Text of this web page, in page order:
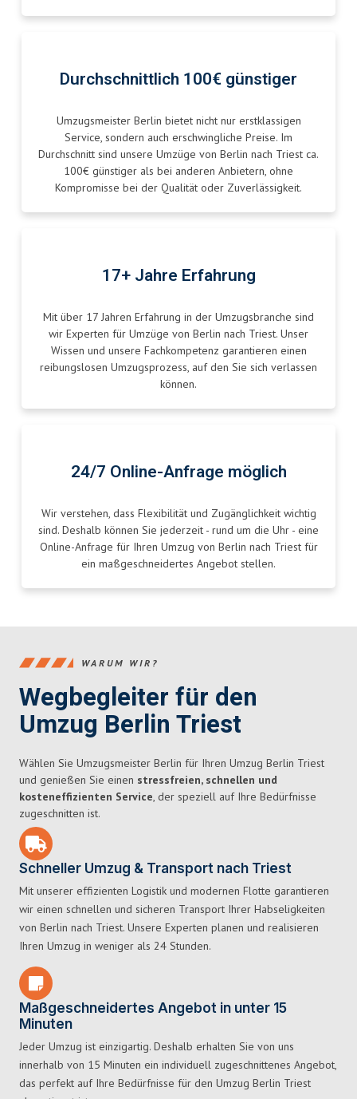
Durchschnittlich 100€ günstiger
Umzugsmeister Berlin bietet nicht nur erstklassigen
Service, sondern auch erschwingliche Preise. Im
Durchschnitt sind unsere Umzüge von Berlin nach Triest ca.
100€ günstiger als bei anderen Anbietern, ohne
Kompromisse bei der Qualität oder Zuverlässigkeit.
17+ Jahre Erfahrung
Mit über 17 Jahren Erfahrung in der Umzugsbranche sind
wir Experten für Umzüge von Berlin nach Triest. Unser
Wissen und unsere Fachkompetenz garantieren einen
reibungslosen Umzugsprozess, auf den Sie sich verlassen
können.
24/7 Online-Anfrage möglich
Wir verstehen, dass Flexibilität und Zugänglichkeit wichtig
sind. Deshalb können Sie jederzeit - rund um die Uhr - eine
Online-Anfrage für Ihren Umzug von Berlin nach Triest für
ein maßgeschneidertes Angebot stellen.
WARUM WIR?
Wegbegleiter für den
Umzug Berlin Triest
Wählen Sie Umzugsmeister Berlin für Ihren Umzug Berlin Triest
und genießen Sie einen stressfreien, schnellen und
kosteneffizienten Service, der speziell auf Ihre Bedürfnisse
zugeschnitten ist.
Schneller Umzug & Transport nach Triest
Mit unserer effizienten Logistik und modernen Flotte garantieren
wir einen schnellen und sicheren Transport Ihrer Habseligkeiten
von Berlin nach Triest. Unsere Experten planen und realisieren
Ihren Umzug in weniger als 24 Stunden.
Maßgeschneidertes Angebot in unter 15
Minuten
Jeder Umzug ist einzigartig. Deshalb erhalten Sie von uns
innerhalb von 15 Minuten ein individuell zugeschnittenes Angebot,
das perfekt auf Ihre Bedürfnisse für den Umzug Berlin Triest